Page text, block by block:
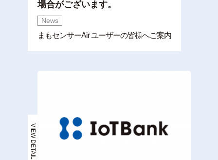
場合がございます。
News
まもセンサーAir ユーザーの皆様へご案内
VIEW DETAIL